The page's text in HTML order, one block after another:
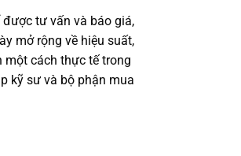
tư vấn và báo giá,
mở rộng về hiệu suất,
một cách thực tế trong
kỹ sư và bộ phận mua